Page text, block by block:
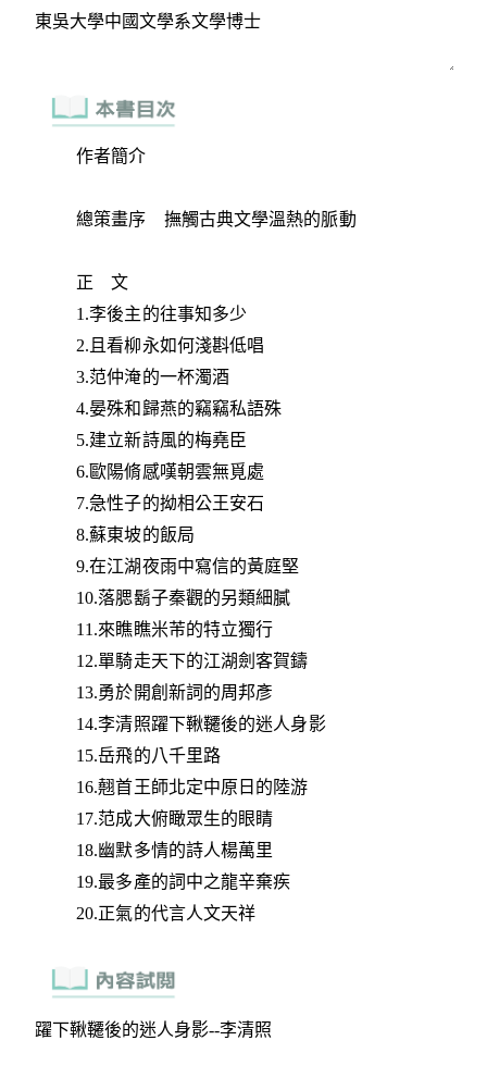
作者簡介
總策畫序 撫觸古典文學溫熱的脈動
正 文
1.李後主的往事知多少
2.且看柳永如何淺斟低唱
3.范仲淹的一杯濁酒
4.晏殊和歸燕的竊竊私語殊
5.建立新詩風的梅堯臣
6.歐陽脩感嘆朝雲無覓處
7.急性子的拗相公王安石
8.蘇東坡的飯局
9.在江湖夜雨中寫信的黃庭堅
10.落腮鬍子秦觀的另類細膩
11.來瞧瞧米芾的特立獨行
12.單騎走天下的江湖劍客賀鑄
13.勇於開創新詞的周邦彥
14.李清照躍下鞦韆後的迷人身影
15.岳飛的八千里路
16.翹首王師北定中原日的陸游
17.范成大俯瞰眾生的眼睛
18.幽默多情的詩人楊萬里
19.最多產的詞中之龍辛棄疾
20.正氣的代言人文天祥